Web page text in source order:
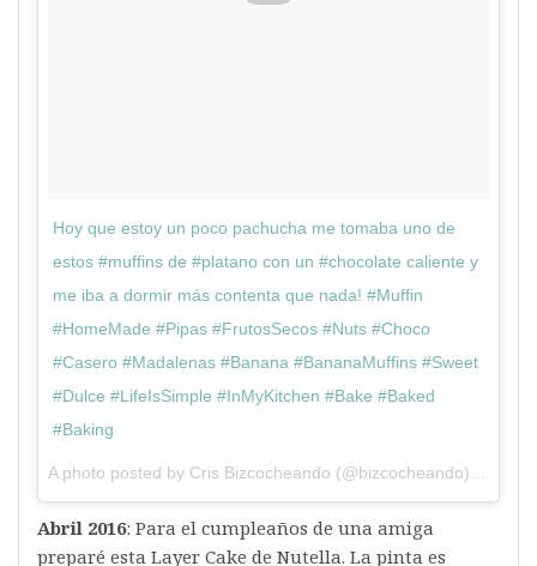
Hoy que estoy un poco pachucha me tomaba uno de
estos #muffins de #platano con un #chocolate caliente y
me iba a dormir más contenta que nada! #Muffin
#HomeMade #Pipas #FrutosSecos #Nuts #Choco
#Casero #Madalenas #Banana #BananaMuffins #Sweet
#Dulce #LifeIsSimple #InMyKitchen #Bake #Baked
#Baking
A photo posted by Cris Bizcocheando (@bizcocheando) on
Abril 2016: Para el cumpleaños de una amiga
preparé esta Layer Cake de Nutella. La pinta es